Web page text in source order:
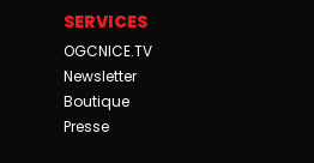
SERVICES
OGCNICE.TV
Newsletter
Boutique
Presse